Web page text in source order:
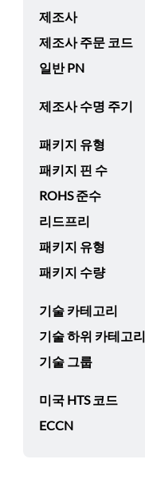
제조사
제조사 주문 코드
일반 PN
제조사 수명 주기
패키지 유형
패키지 핀 수
ROHS 준수
리드프리
패키지 유형
패키지 수량
기술 카테고리
기술 하위 카테고리
기술 그룹
미국 HTS 코드
ECCN